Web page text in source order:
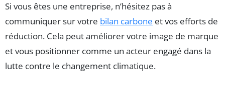
Si vous êtes une entreprise, n’hésitez pas à
communiquer sur votre bilan carbone et vos efforts de
réduction. Cela peut améliorer votre image de marque
et vous positionner comme un acteur engagé dans la
lutte contre le changement climatique.